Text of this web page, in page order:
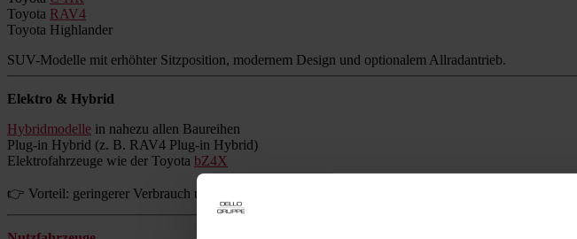
Toyota RAV4
Toyota Highlander
SUV-Modelle mit erhöhter Sitzposition, modernem Design und optionalem Allradantrieb.
Elektro & Hybrid
Hybridmodelle in nahezu allen Baureihen
Plug-in Hybrid (z. B. RAV4 Plug-in Hybrid)
Elektrofahrzeuge wie der Toyota bZ4X
👉 Vorteil: geringerer Verbrauch und reduzierte Emissionen ohne Reichweitenangst.